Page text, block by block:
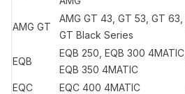
AMG GT
AMG GT 43, GT 53, GT 63,
GT Black Series
EQB
EQB 250, EQB 300 4MATIC,
EQB 350 4MATIC
EQC EQC 400 4MATIC